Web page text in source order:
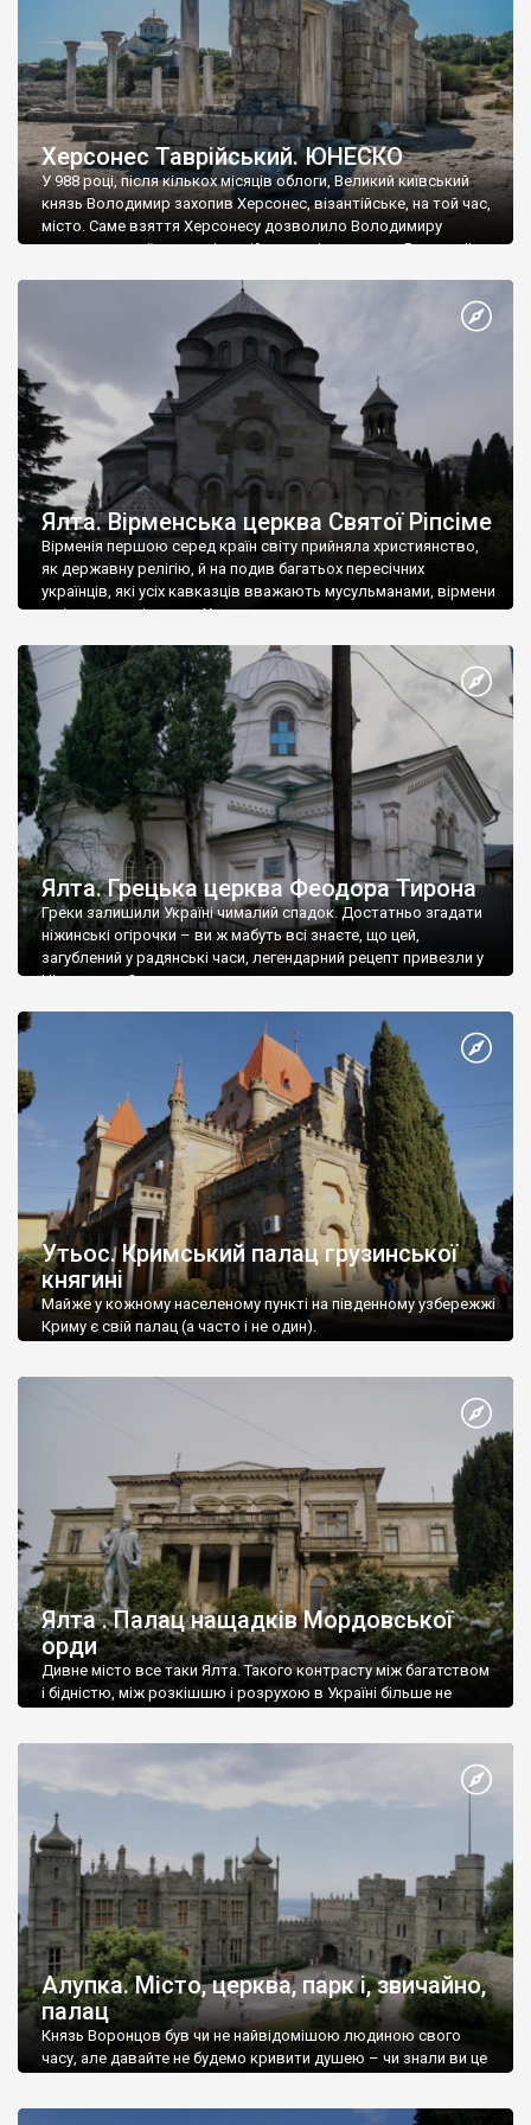
Херсонес Таврійський. ЮНЕСКО
У 988 році, після кількох місяців облоги, Великий київський
князь Володимир захопив Херсонес, візантійське, на той час,
місто. Саме взяття Херсонесу дозволило Володимиру
диктувати свої умови візантійському імператору Василю ІІ, та
Херсонесі Володимир-язичник, став Василем-християнином.
А потім було Хрещення Русі. На честь Херсонесу Таврійського
Ялта. Вірменська церква Святої Ріпсіме
Вірменія першою серед країн світу прийняла християнство,
як державну релігію, й на подив багатьох пересічних
українців, які усіх кавказців вважають мусульманами, вірмени
є відданими вірянами Христа
Ялта. Грецька церква Феодора Тирона
Греки залишили Україні чималий спадок. Достатньо згадати
ніжинські огірочки – ви ж мабуть всі знаєте, що цей,
загублений у радянські часи, легендарний рецепт привезли у
Ніжин греки?
Утьос. Кримський палац грузинської
княгині
Майже у кожному населеному пункті на південному узбережжі
Криму є свій палац (а часто і не один).
Ялта . Палац нащадків Мордовської
орди
Дивне місто все таки Ялта. Такого контрасту між багатством
і бідністю, між розкішшю і розрухою в Україні більше не
Алупка. Місто, церква, парк і, звичайно,
палац
Князь Воронцов був чи не найвідомішою людиною свого
часу, але давайте не будемо кривити душею – чи знали ви це